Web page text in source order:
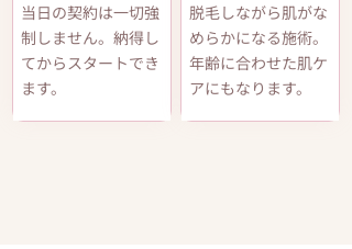
当日の契約は一切強
制しません。納得し
てからスタートでき
ます。
脱毛しながら肌がな
めらかになる施術。
年齢に合わせた肌ケ
アにもなります。